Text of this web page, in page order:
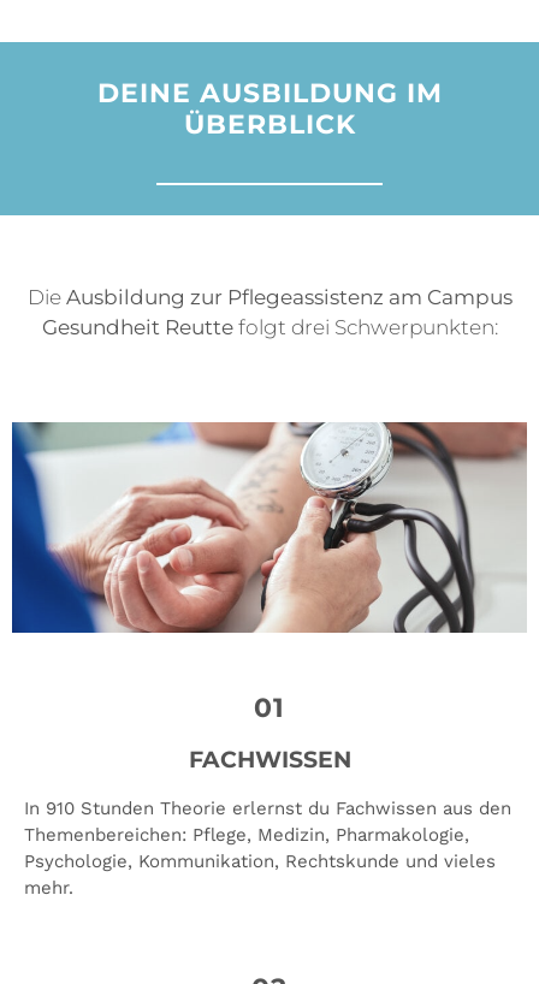
DEINE AUSBILDUNG IM
ÜBERBLICK
Die Ausbildung zur Pflegeassistenz am Campus
Gesundheit Reuttefolgt drei Schwerpunkten:
01
FACHWISSEN
In 910 Stunden Theorie erlernst du Fachwissen aus den
Themenbereichen: Pflege, Medizin, Pharmakologie,
Psychologie, Kommunikation, Rechtskunde und vieles
mehr.